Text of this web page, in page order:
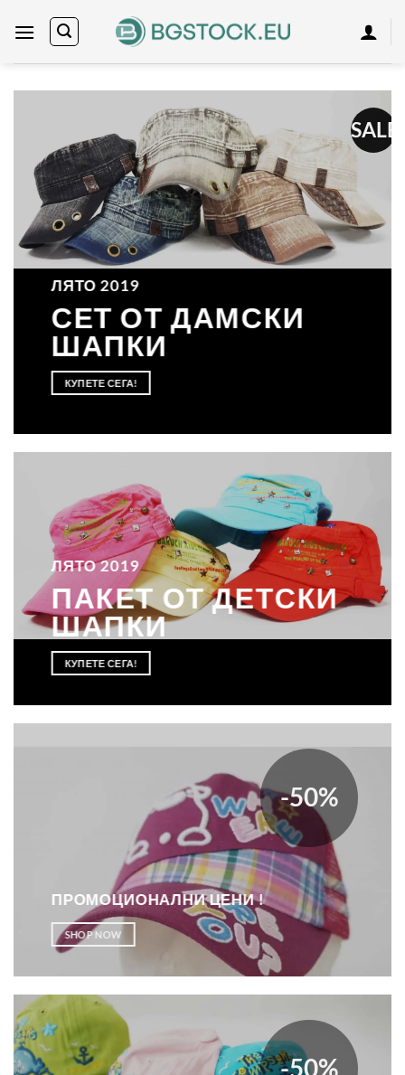
ЛЯТО 2019
СЕТ ОТ ДАМСКИ
ШАПКИ
КУПЕТЕ СЕГА!
SALE
ЛЯТО 2019
ПАКЕТ ОТ ДЕТСКИ
ШАПКИ
КУПЕТЕ СЕГА!
ПРОМОЦИОНАЛНИ ЦЕНИ !
SHOP NOW
-50%
-50%